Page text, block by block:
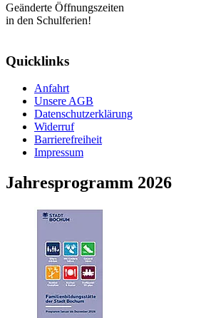
Geänderte Öffnungszeiten
in den Schulferien!
Quicklinks
Anfahrt
Unsere AGB
Datenschutzerklärung
Widerruf
Barrierefreiheit
Impressum
Jahresprogramm 2026